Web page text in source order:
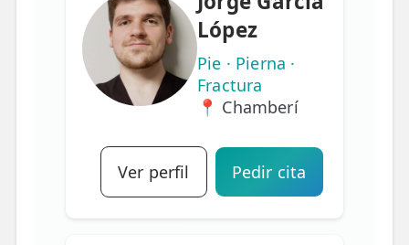
López
Pie · Pierna ·
Fractura
📍 Chamberí
Ver perfil Pedir cita